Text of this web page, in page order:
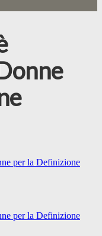
per la Definizione
per la Definizione